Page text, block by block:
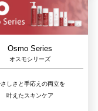
Osmo Series
オスモシリーズ
しさと手応えの両立を
叶えたスキンケア